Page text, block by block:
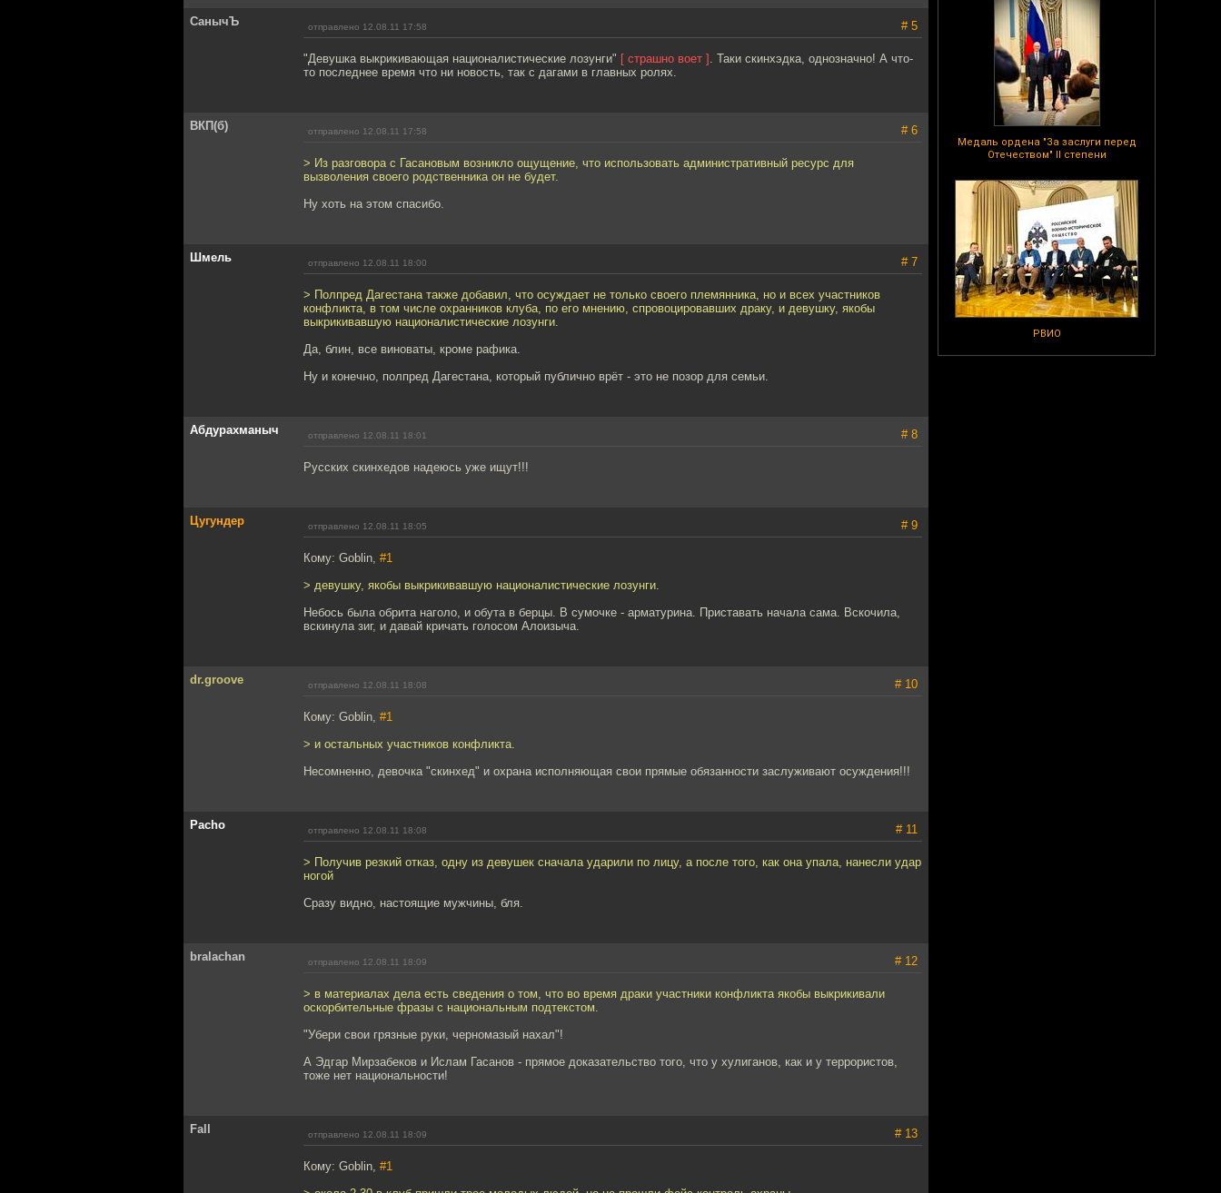
Медаль ордена "За заслуги перед
Отечеством" II степени
РВИО
СанычЪ отправлено 12.08.11 17:58 # 5
"Девушка выкрикивающая националистические лозунги" [ страшно воет ] . Таки скинхэдка, однозначно! А что-
то последнее время что ни новость, так с дагами в главных ролях.
ВКП(б) отправлено 12.08.11 17:58 # 6
> Из разговора с Гасановым возникло ощущение, что использовать административный ресурс для
вызволения своего родственника он не будет.
Ну хоть на этом спасибо.
Шмель отправлено 12.08.11 18:00 # 7
> Полпред Дагестана также добавил, что осуждает не только своего племянника, но и всех участников
конфликта, в том числе охранников клуба, по его мнению, спровоцировавших драку, и девушку, якобы
выкрикивавшую националистические лозунги.
Да, блин, все виноваты, кроме рафика.
Ну и конечно, полпред Дагестана, который публично врёт - это не позор для семьи.
Абдурахманыч отправлено 12.08.11 18:01 # 8
Русских скинхедов надеюсь уже ищут!!!
Цугундер отправлено 12.08.11 18:05 # 9
Кому: Goblin, #1
> девушку, якобы выкрикивавшую националистические лозунги.
Небось была обрита наголо, и обута в берцы. В сумочке - арматурина. Приставать начала сама. Вскочила,
вскинула зиг, и давай кричать голосом Алоизыча.
dr.groove отправлено 12.08.11 18:08 # 10
Кому: Goblin, #1
> и остальных участников конфликта.
Несомненно, девочка "скинхед" и охрана исполняющая свои прямые обязанности заслуживают осуждения!!!
Pacho отправлено 12.08.11 18:08 # 11
> Получив резкий отказ, одну из девушек сначала ударили по лицу, а после того, как она упала, нанесли удар
ногой
Сразу видно, настоящие мужчины, бля.
bralachan отправлено 12.08.11 18:09 # 12
> в материалах дела есть сведения о том, что во время драки участники конфликта якобы выкрикивали
оскорбительные фразы с национальным подтекстом.
"Убери свои грязные руки, черномазый нахал"!
А Эдгар Мирзабеков и Ислам Гасанов - прямое доказательство того, что у хулиганов, как и у террористов,
тоже нет национальности!
Fall отправлено 12.08.11 18:09 # 13
Кому: Goblin, #1